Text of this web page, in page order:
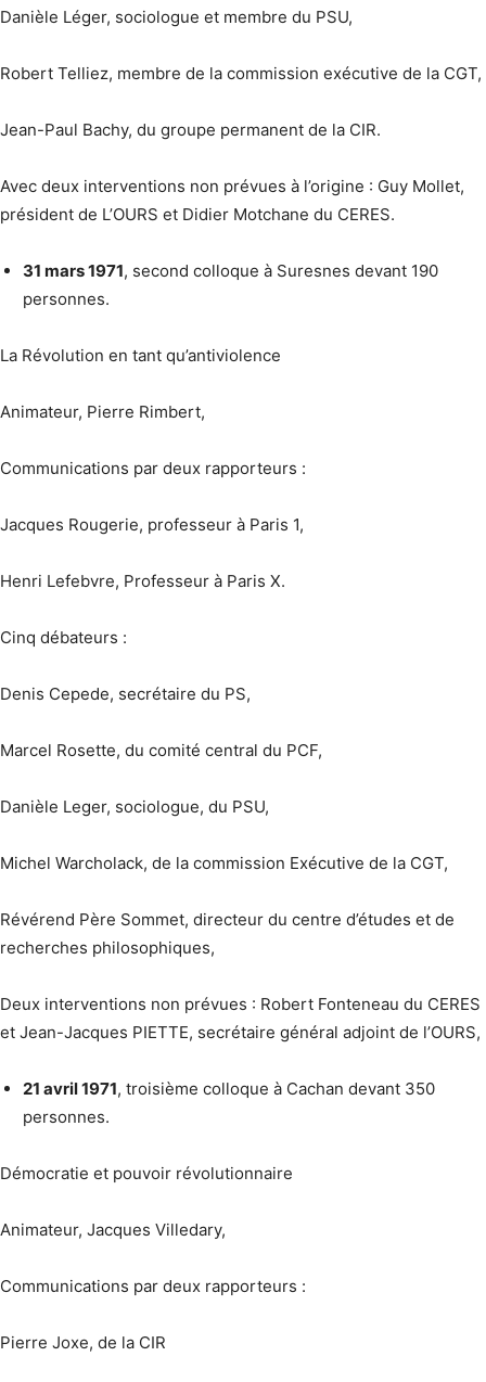
Danièle Léger, sociologue et membre du PSU,
Robert Telliez, membre de la commission exécutive de la CGT,
Jean-Paul Bachy, du groupe permanent de la CIR.
Avec deux interventions non prévues à l’origine : Guy Mollet,
président de L’OURS et Didier Motchane du CERES.
31 mars 1971, second colloque à Suresnes devant 190
personnes.
La Révolution en tant qu’antiviolence
Animateur, Pierre Rimbert,
Communications par deux rapporteurs :
Jacques Rougerie, professeur à Paris 1,
Henri Lefebvre, Professeur à Paris X.
Cinq débateurs :
Denis Cepede, secrétaire du PS,
Marcel Rosette, du comité central du PCF,
Danièle Leger, sociologue, du PSU,
Michel Warcholack, de la commission Exécutive de la CGT,
Révérend Père Sommet, directeur du centre d’études et de
recherches philosophiques,
Deux interventions non prévues : Robert Fonteneau du CERES
et Jean-Jacques PIETTE, secrétaire général adjoint de l’OURS,
21 avril 1971, troisième colloque à Cachan devant 350
personnes.
Démocratie et pouvoir révolutionnaire
Animateur, Jacques Villedary,
Communications par deux rapporteurs :
Pierre Joxe, de la CIR